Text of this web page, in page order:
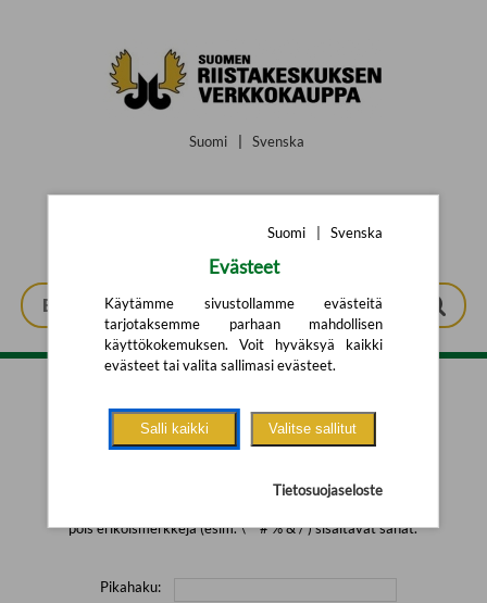
Suomi Svenska
Tarkennettu haku
pois erikoismerkkejä (esim. \' " # % & / ) sisältävät sanat.
Pikahaku:
Suomi Svenska
Evästeet
Käytämme sivustollamme evästeitä
tarjotaksemme parhaan mahdollisen
käyttökokemuksen. Voit hyväksyä kaikki
evästeet tai valita sallimasi evästeet.
Salli kaikki Valitse sallitut
Tietosuojaseloste